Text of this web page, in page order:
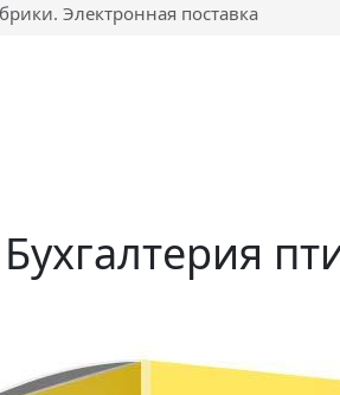
Электронная поставка